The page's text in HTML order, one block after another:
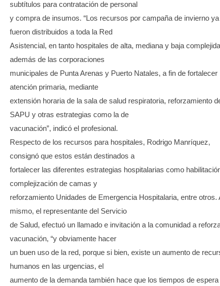
subtítulos para contratación de personal
y compra de insumos. “Los recursos por campaña de invierno ya
fueron distribuidos a toda la Red
Asistencial, en tanto hospitales de alta, mediana y baja
además de las corporaciones
municipales de Punta Arenas y Puerto Natales, a fin de fortalecer
atención primaria, mediante
extensión horaria de la sala de salud respiratoria, reforzamiento
SAPU y otras estrategias como la de
vacunación”, indicó el profesional.
Respecto de los recursos para hospitales, Rodrigo Manríquez,
consignó que estos están destinados a
fortalecer las diferentes estrategias hospitalarias como
complejización de camas y
reforzamiento Unidades de Emergencia Hospitalaria, entre otros.
mismo, el representante del Servicio
de Salud, efectuó un llamado e invitación a la comunidad a
vacunación, “y obviamente hacer
un buen uso de la red, porque si bien, existe un aumento de
humanos en las urgencias, el
aumento de la demanda también hace que los tiempos de espera